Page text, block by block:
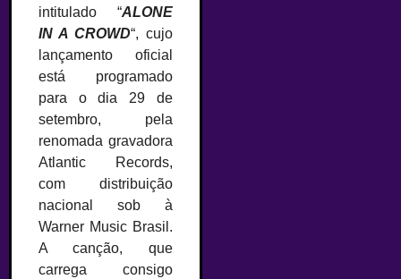
intitulado “ALONE
IN A CROWD“, cujo
lançamento oficial
está programado
para o dia 29 de
setembro, pela
renomada gravadora
Atlantic Records,
com distribuição
nacional sob à
Warner Music Brasil.
A canção, que
carrega consigo